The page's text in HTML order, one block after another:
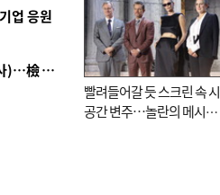
업 응원
■ 검사 신분 버리고 직급하향(10년 이하 저연차 검사)…檢 중수청행 기피
빨려들어갈 듯 스크린 속 시
공간 변주…놀란의 메시지